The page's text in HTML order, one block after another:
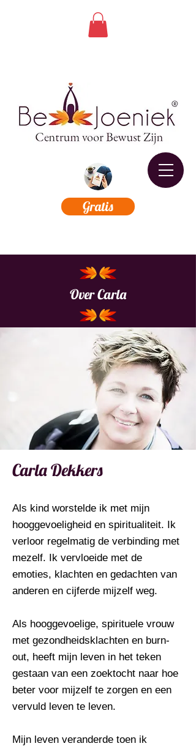
Gratis
Over Carla
Carla Dekkers
Als kind worstelde ik met mijn
hooggevoeligheid en spiritualiteit. Ik
verloor regelmatig de verbinding met
mezelf. Ik vervloeide met de
emoties, klachten en gedachten van
anderen en cijferde mijzelf weg.
Als hooggevoelige, spirituele vrouw
met gezondheidsklachten en burn-
out, heeft mijn leven in het teken
gestaan van een zoektocht naar hoe
beter voor mijzelf te zorgen en een
vervuld leven te leven.
Mijn leven veranderde toen ik